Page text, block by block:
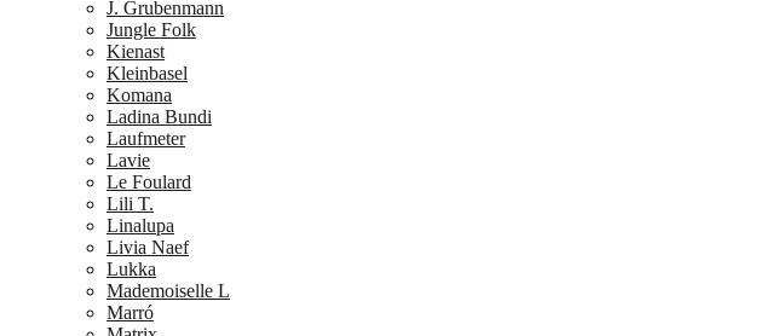
J. Grubenmann
Jungle Folk
Kienast
Kleinbasel
Komana
Ladina Bundi
Laufmeter
Lavie
Le Foulard
Lili T.
Linalupa
Livia Naef
Lukka
Mademoiselle L
Marró